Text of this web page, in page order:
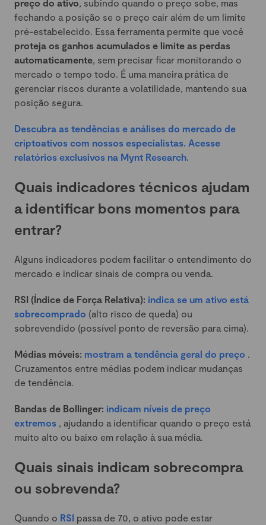
preço do ativo, subindo quando o preço sobe, mas
fechando a posição se o preço cair além de um limite
pré-estabelecido. Essa ferramenta permite que você
proteja os ganhos acumulados e limite as perdas
automaticamente, sem precisar ficar monitorando o
mercado o tempo todo. É uma maneira prática de
gerenciar riscos durante a volatilidade, mantendo sua
posição segura.
Descubra as tendências e análises do mercado de
criptoativos com nossos especialistas. Acesse
relatórios exclusivos na Mynt Research.
Quais indicadores técnicos ajudam
a identificar bons momentos para
entrar?
Alguns indicadores podem facilitar o entendimento do
mercado e indicar sinais de compra ou venda.
RSI (Índice de Força Relativa): indica se um ativo está
sobrecomprado (alto risco de queda) ou
sobrevendido (possível ponto de reversão para cima).
Médias móveis: mostram a tendência geral do preço .
Cruzamentos entre médias podem indicar mudanças
de tendência.
Bandas de Bollinger: indicam níveis de preço
extremos , ajudando a identificar quando o preço está
muito alto ou baixo em relação à sua média.
Quais sinais indicam sobrecompra
ou sobrevenda?
Quando o RSI passa de 70, o ativo pode estar